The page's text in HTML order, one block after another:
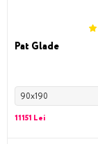
Pat Glade
90x190
11151 Lei